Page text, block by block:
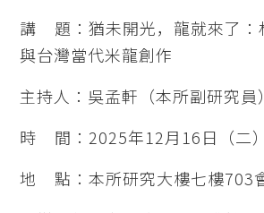
講 題：猶未開光，龍就來了：
與台灣當代米龍創作
主持人：吳孟軒（本所副研究員）
時 間：2025年12月16日（二
地 點：本所研究大樓七樓703